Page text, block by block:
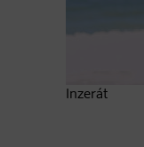
Inzerát